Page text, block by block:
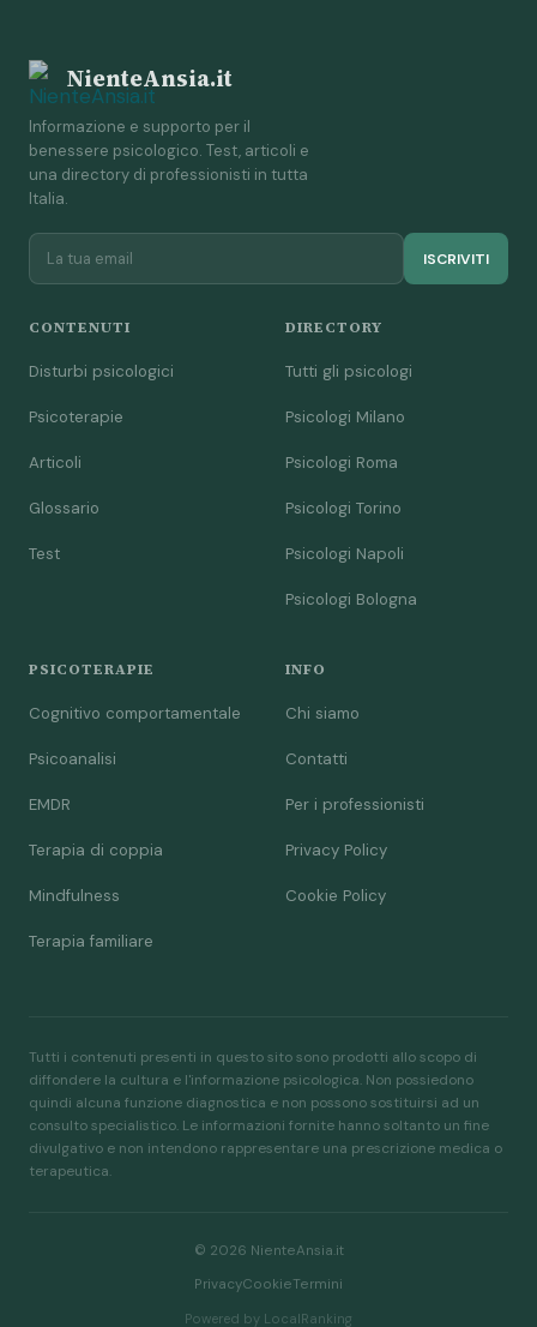
NienteAnsia.it
Informazione e supporto per il
benessere psicologico. Test, articoli e
una directory di professionisti in tutta
Italia.
ISCRIVITI
CONTENUTI
Disturbi psicologici
Psicoterapie
Articoli
Glossario
Test
DIRECTORY
Tutti gli psicologi
Psicologi Milano
Psicologi Roma
Psicologi Torino
Psicologi Napoli
Psicologi Bologna
PSICOTERAPIE
Cognitivo comportamentale
Psicoanalisi
EMDR
Terapia di coppia
Mindfulness
Terapia familiare
INFO
Chi siamo
Contatti
Per i professionisti
Privacy Policy
Cookie Policy
Tutti i contenuti presenti in questo sito sono prodotti allo scopo di
diffondere la cultura e l'informazione psicologica. Non possiedono
quindi alcuna funzione diagnostica e non possono sostituirsi ad un
consulto specialistico. Le informazioni fornite hanno soltanto un fine
divulgativo e non intendono rappresentare una prescrizione medica o
terapeutica.
© 2026 NienteAnsia.it
PrivacyCookieTermini
Powered by LocalRanking